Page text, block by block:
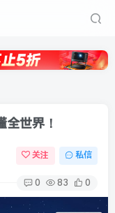
世界！
关注 私信
0 83 0